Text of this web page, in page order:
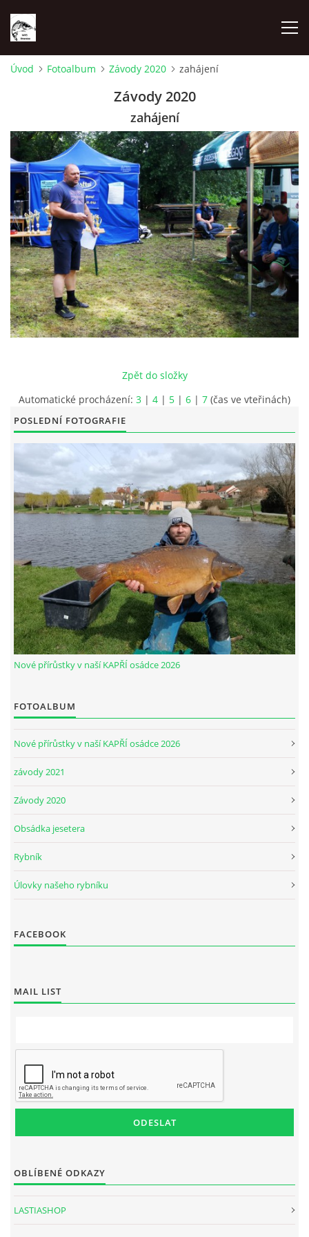
RYBÁŘSKÉ ZÁVODY
RYBÁŘSKÝ ŘÁD
CENÍK POVOLENEK
MAPA LOVNÝCH MÍST
FOTOALBUM
OBCHODNÍ PODMÍNKY
OCHRANA SOUKROMÍ
Rybářský spolek HNANICE, z.s
Okružní 10, Hnanice
Znojmo
IČ: 266 237 06
606408779 / 777080724
rybnikhnanice@seznam.cz
© 2026 eStránky.cz |Aktualizováno: 30. 5. 2026|Nahoru ↑
Úvod Fotoalbum Závody 2020 zahájení
Závody 2020
zahájení
Zpět do složky
Automatické procházení: 3 | 4 | 5 | 6 | 7 (čas ve vteřinách)
POSLEDNÍ FOTOGRAFIE
Nové přírůstky v naší KAPŘÍ osádce 2026
FOTOALBUM
Nové přírůstky v naší KAPŘÍ osádce 2026
závody 2021
Závody 2020
Obsádka jesetera
Rybník
Úlovky našeho rybníku
FACEBOOK
MAIL LIST
OBLÍBENÉ ODKAZY
LASTIASHOP